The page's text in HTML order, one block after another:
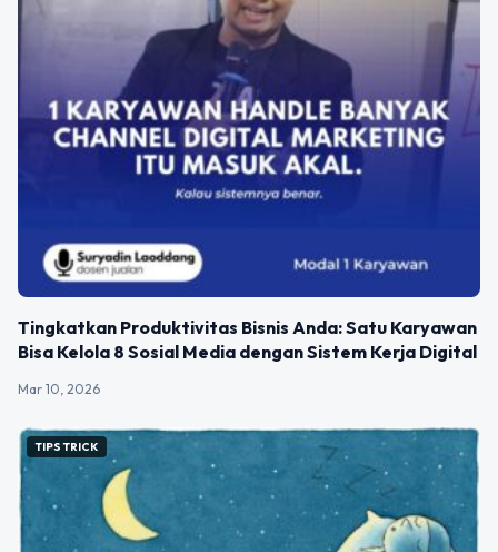
Tingkatkan Produktivitas Bisnis Anda: Satu Karyawan
Bisa Kelola 8 Sosial Media dengan Sistem Kerja Digital
Mar 10, 2026
TIPS TRICK